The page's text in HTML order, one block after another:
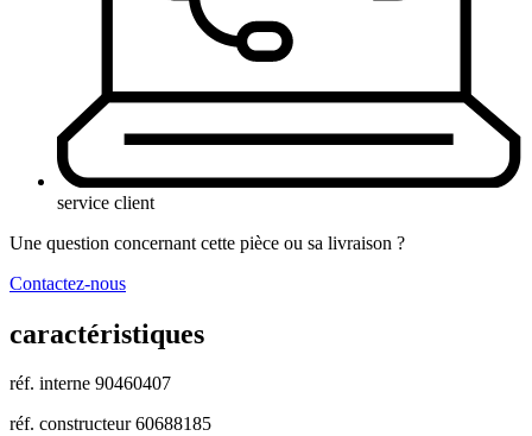
service client
Une question concernant cette pièce ou sa livraison ?
Contactez-nous
caractéristiques
réf. interne 90460407
réf. constructeur 60688185